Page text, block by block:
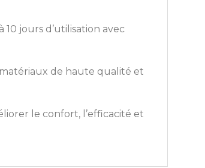
jours d’utilisation avec
de haute qualité et
le confort, l’efficacité et